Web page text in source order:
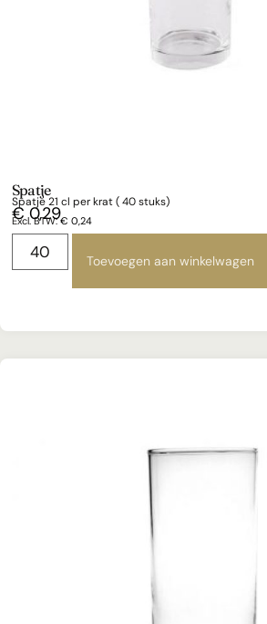
Spatje
Spatje 21 cl per krat ( 40 stuks)
€0,29
Excl. BTW:€ 0,24
Toevoegen aan winkelwagen